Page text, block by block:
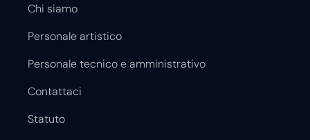
Chi siamo
Personale artistico
Personale tecnico e amministrativo
Contattaci
Statuto